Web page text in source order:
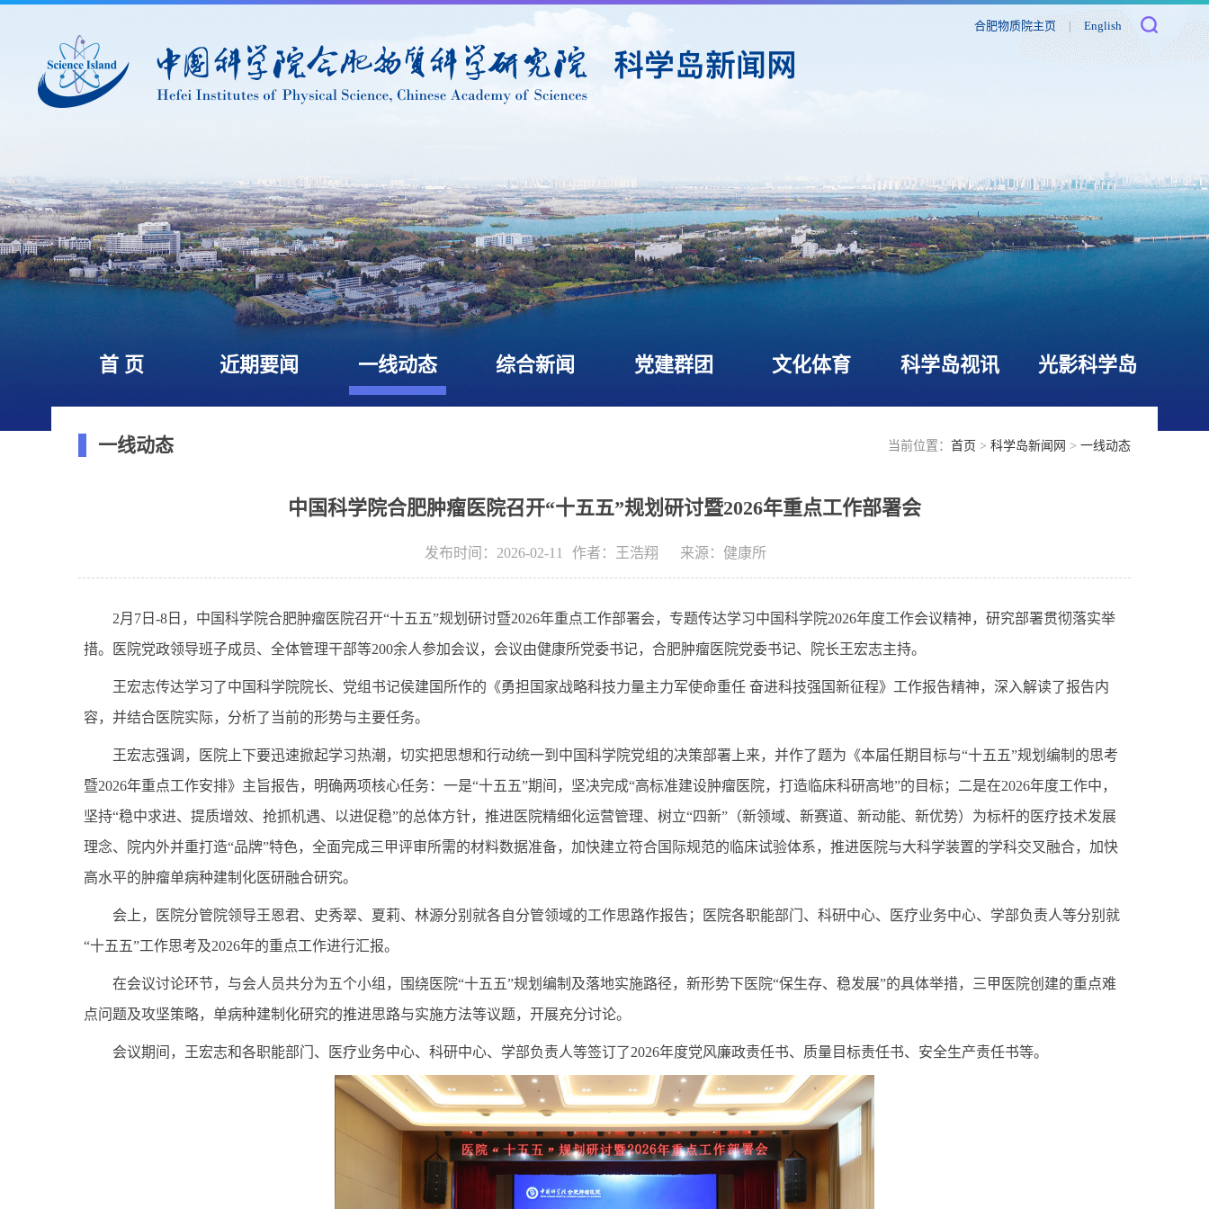
合肥物质院主页 | English
首 页 近期要闻 一线动态 综合新闻 党建群团 文化体育 科学岛视讯 光影科学岛
一线动态 当前位置： 首页 > 科学岛新闻网 > 一线动态
中国科学院合肥肿瘤医院召开“十五五”规划研讨暨2026年重点工作部署会
发布时间：2026-02-11 作者： ​王浩翔 来源： 健康所
2月7日-8日，中国科学院合肥肿瘤医院召开“十五五”规划研讨暨2026年重点工作部署会，专题传达学习中国科学院2026年度工作会议精神，研究部署贯彻落实举
措。医院党政领导班子成员、全体管理干部等200余人参加会议，会议由健康所党委书记，合肥肿瘤医院党委书记、院长王宏志主持。
王宏志传达学习了中国科学院院长、党组书记侯建国所作的《勇担国家战略科技力量主力军使命重任 奋进科技强国新征程》工作报告精神，深入解读了报告内
容，并结合医院实际，分析了当前的形势与主要任务。
王宏志强调，医院上下要迅速掀起学习热潮，切实把思想和行动统一到中国科学院党组的决策部署上来，并作了题为《本届任期目标与“十五五”规划编制的思考
暨2026年重点工作安排》主旨报告，明确两项核心任务：一是“十五五”期间，坚决完成“高标准建设肿瘤医院，打造临床科研高地”的目标；二是在2026年度工作中，
坚持“稳中求进、提质增效、抢抓机遇、以进促稳”的总体方针，推进医院精细化运营管理、树立“四新”（新领域、新赛道、新动能、新优势）为标杆的医疗技术发展
理念、院内外并重打造“品牌”特色，全面完成三甲评审所需的材料数据准备，加快建立符合国际规范的临床试验体系，推进医院与大科学装置的学科交叉融合，加快
高水平的肿瘤单病种建制化医研融合研究。
会上，医院分管院领导王恩君、史秀翠、夏莉、林源分别就各自分管领域的工作思路作报告；医院各职能部门、科研中心、医疗业务中心、学部负责人等分别就
“十五五”工作思考及2026年的重点工作进行汇报。
在会议讨论环节，与会人员共分为五个小组，围绕医院“十五五”规划编制及落地实施路径，新形势下医院“保生存、稳发展”的具体举措，三甲医院创建的重点难
点问题及攻坚策略，单病种建制化研究的推进思路与实施方法等议题，开展充分讨论。
会议期间，王宏志和各职能部门、医疗业务中心、科研中心、学部负责人等签订了2026年度党风廉政责任书、质量目标责任书、安全生产责任书等。